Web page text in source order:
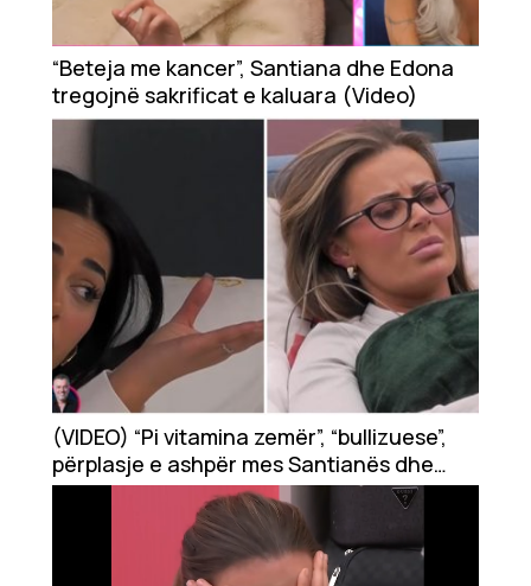
Showbiz
Ekonomi
Teknologji
Udhëtime
DuVideo
“Beteja me kancer”, Santiana dhe Edona
tregojnë sakrificat e kaluara (Video)
(VIDEO) “Pi vitamina zemër”, “bullizuese”,
përplasje e ashpër mes Santianës dhe
Kaderit